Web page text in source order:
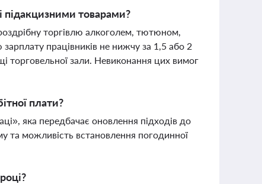
підакцизними товарами?
торгівлю алкоголем, тютюном,
працівників не нижчу за 1,5 або 2
торговельної зали. Невиконання цих вимог
плати?
яка передбачає оновлення підходів до
та можливість встановлення погодинної